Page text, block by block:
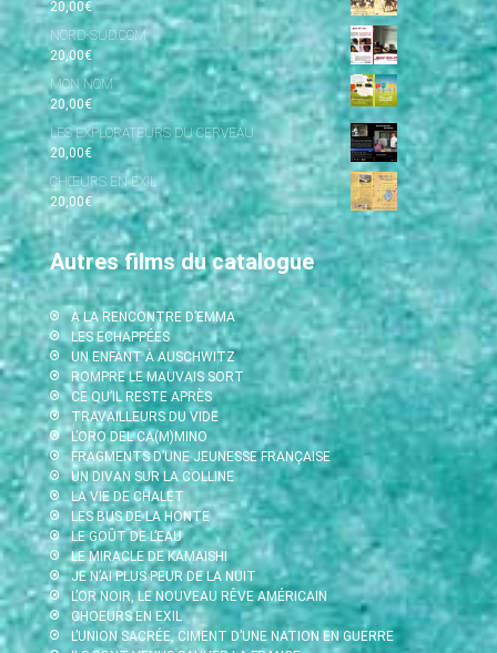
20,00€
NORD-SUD.COM
20,00€
MON NOM
20,00€
LES EXPLORATEURS DU CERVEAU
20,00€
CHŒURS EN EXIL
20,00€
Autres films du catalogue
À LA RENCONTRE D’EMMA
LES ECHAPPÉES
UN ENFANT À AUSCHWITZ
ROMPRE LE MAUVAIS SORT
CE QU’IL RESTE APRÈS
TRAVAILLEURS DU VIDE
L’ORO DEL CA(M)MINO
FRAGMENTS D’UNE JEUNESSE FRANÇAISE
UN DIVAN SUR LA COLLINE
LA VIE DE CHALET
LES BUS DE LA HONTE
LE GOÛT DE L’EAU
LE MIRACLE DE KAMAISHI
JE N’AI PLUS PEUR DE LA NUIT
L’OR NOIR, LE NOUVEAU RÊVE AMÉRICAIN
CHOEURS EN EXIL
L’UNION SACRÉE, CIMENT D’UNE NATION EN GUERRE